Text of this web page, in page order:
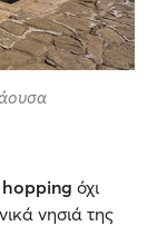
όχι
νησιά της